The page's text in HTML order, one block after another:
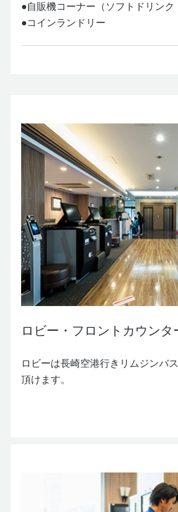
●自販機コーナー（ソフトドリン
●コインランドリー
ロビー・フロントカウンタ
ロビーは長崎空港行きリムジンバ
頂けます。